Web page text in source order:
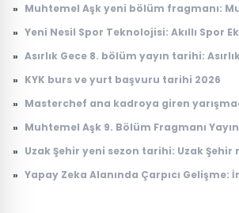
» Muhtemel Aşk yeni bölüm fragmanı:
» Yeni Nesil Spor Teknolojisi: Akıllı Spor
» Asırlık Gece 8. bölüm yayın tarihi:
» KYK burs ve yurt başvuru tarihi 2026
» Masterchef ana kadroya giren
» Muhtemel Aşk 9. Bölüm Fragmanı
» Uzak Şehir yeni sezon tarihi: Uzak Şehir
» Yapay Zeka Alanında Çarpıcı Gelişme: